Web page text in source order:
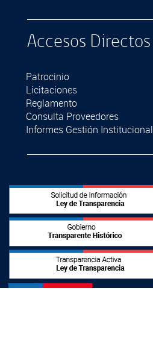
Accesos Directos
Patrocinio
Licitaciones
Reglamento
Consulta Proveedores
Informes Gestión Institucional